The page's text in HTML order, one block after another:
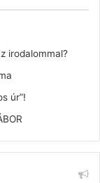
irodalommal?
úr”!